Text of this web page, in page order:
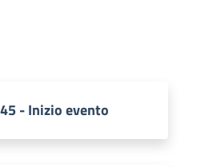
- Inizio evento